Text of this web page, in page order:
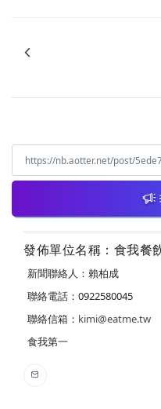
發佈單位名稱：食我餐
新聞聯絡人：賴柏成
聯絡電話：0922580045
聯絡信箱： kimi@eatme.tw
食我第一